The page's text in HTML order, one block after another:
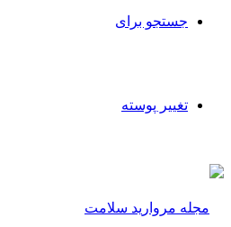
جستجو برای
تغییر پوسته